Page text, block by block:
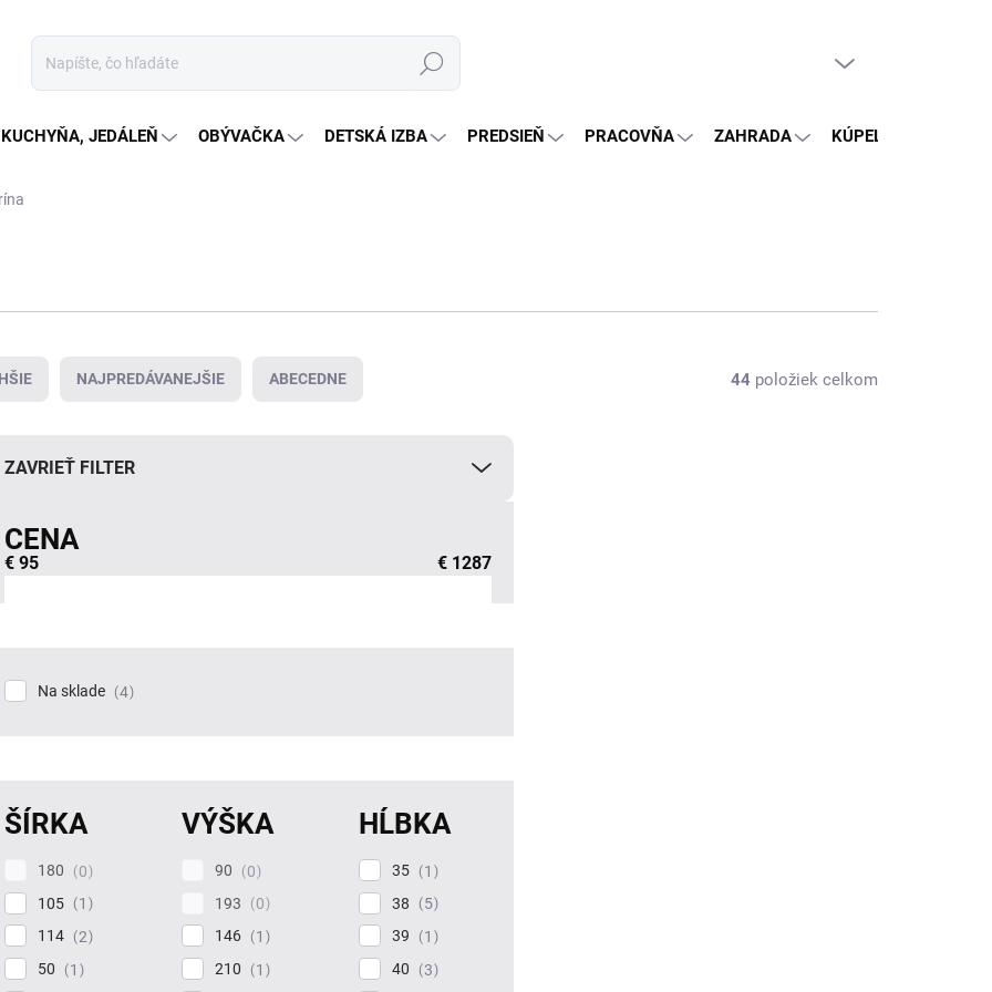
Hľadať
KUCHYŇA, JEDÁLEŇ OBÝVAČKA DETSKÁ IZBA PREDSIEŇ PRACOVŇA ZAHRADA KÚPEĽŇA
NAJPREDÁVANEJŠIE ABECEDNE 44 položiek celkom
ZAVRIEŤ FILTER
CENA
€ 95 € 1287
Na sklade 4
ŠÍRKA
180
0
105
1
114
2
50
1
VÝŠKA
90
0
193
0
146
1
210
1
HĹBKA
35
1
38
5
39
1
40
3